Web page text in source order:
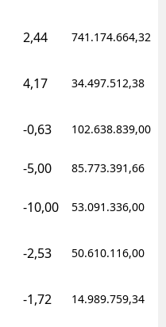
2,44 741.174.664,32
4,17 34.497.512,38
-0,63 102.638.839,00
-5,00 85.773.391,66
-10,00 53.091.336,00
-2,53 50.610.116,00
-1,72 14.989.759,34